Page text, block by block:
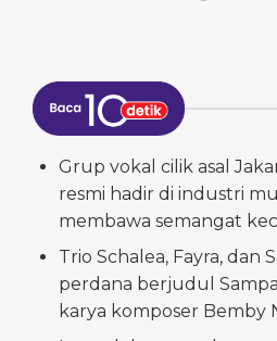
Grup vokal cilik asal
resmi hadir di industri
membawa semangat
Trio Schalea, Fayra, dan
perdana berjudul
karya komposer Bemby